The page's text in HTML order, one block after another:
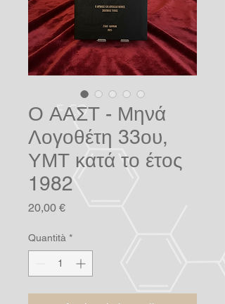
Ο ΑΑΣΤ - Μηνά
Λογοθέτη 33ου,
ΥΜΤ κατά το έτος
1982
20,00 €Prezzo
Quantità *